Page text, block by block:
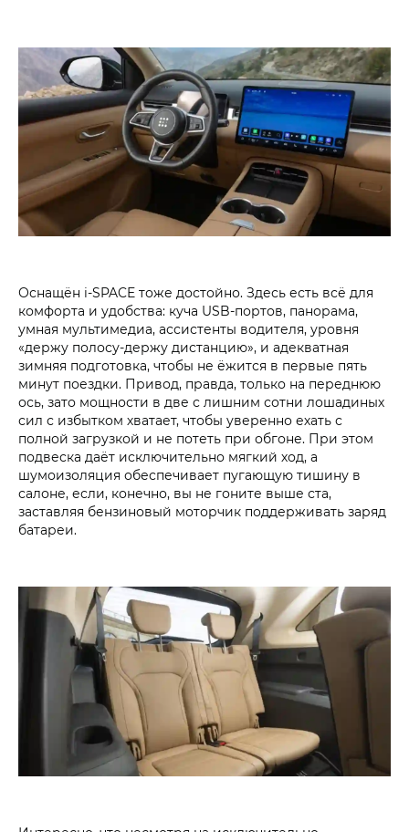
Оснащён i‑SPACE тоже достойно. Здесь есть всё для
комфорта и удобства: куча USB‑портов, панорама,
умная мультимедиа, ассистенты водителя, уровня
«держу полосу-держу дистанцию», и адекватная
зимняя подготовка, чтобы не ёжится в первые пять
минут поездки. Привод, правда, только на переднюю
ось, зато мощности в две с лишним сотни лошадиных
сил с избытком хватает, чтобы уверенно ехать с
полной загрузкой и не потеть при обгоне. При этом
подвеска даёт исключительно мягкий ход, а
шумоизоляция обеспечивает пугающую тишину в
салоне, если, конечно, вы не гоните выше ста,
заставляя бензиновый моторчик поддерживать заряд
батареи.